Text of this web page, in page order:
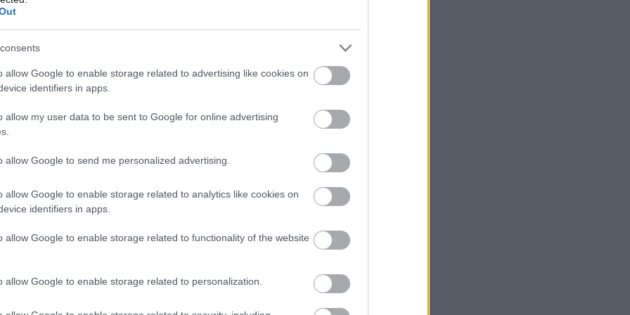
allow Google to enable storage related to advertising like cookies on
identifiers in apps.
allow my user data to be sent to Google for online advertising
allow Google to send me personalized advertising.
allow Google to enable storage related to analytics like cookies on
identifiers in apps.
allow Google to enable storage related to functionality of the website
allow Google to enable storage related to personalization.
μεγαλύτερη βαρύτητα πλέον. Ο ρυθμός που
συνδυασμό με το κομμάτι της έντασης και των
Το physicality στην
μια λίγκα η οποία ευτυχώς ακόμα δεν έχει
δύσκολα συναντάς σε άλλη λίγκα παγκοσμιώς.